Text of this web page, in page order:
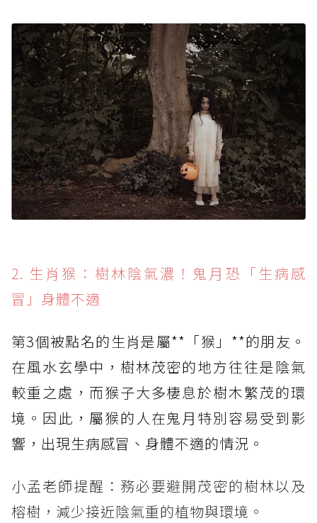
2. 生肖猴：樹林陰氣濃！鬼月恐「生病感
冒」身體不適
第3個被點名的生肖是屬**「猴」**的朋友。
在風水玄學中，樹林茂密的地方往往是陰氣
較重之處，而猴子大多棲息於樹木繁茂的環
境。因此，屬猴的人在鬼月特別容易受到影
響，出現生病感冒、身體不適的情況。
小孟老師提醒：務必要避開茂密的樹林以及
榕樹，減少接近陰氣重的植物與環境。